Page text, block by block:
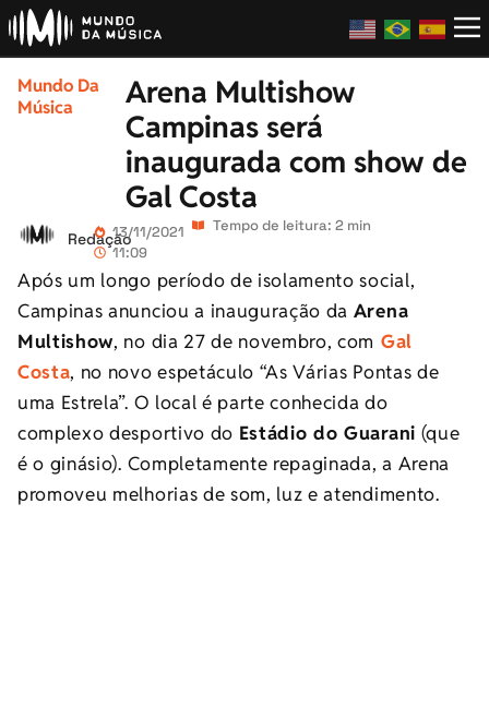
Mundo Da
Música
Arena Multishow
Campinas será
inaugurada com show de
Gal Costa
Redação13/11/2021
11:09
Tempo de leitura: 2 min
Após um longo período de isolamento social,
Campinas anunciou a inauguração da Arena
Multishow, no dia 27 de novembro, com Gal
Costa, no novo espetáculo “As Várias Pontas de
uma Estrela”. O local é parte conhecida do
complexo desportivo do Estádio do Guarani (que
é o ginásio). Completamente repaginada, a Arena
promoveu melhorias de som, luz e atendimento.